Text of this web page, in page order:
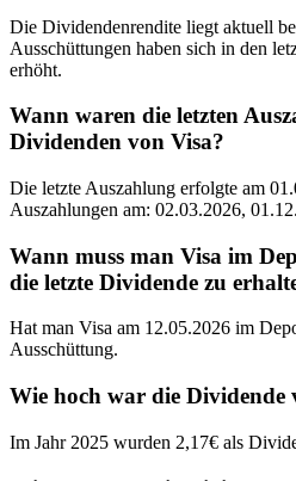
Die Dividendenrendite liegt aktuell
Ausschüttungen haben sich in den
erhöht.
Wann waren die letzten
Dividenden von Visa?
Die letzte Auszahlung erfolgte am
Auszahlungen am: 02.03.2026,
Wann muss man Visa im
die letzte Dividende zu
Hat man Visa am 12.05.2026 im
Ausschüttung.
Wie hoch war die Dividende
Im Jahr 2025 wurden 2,17€ als